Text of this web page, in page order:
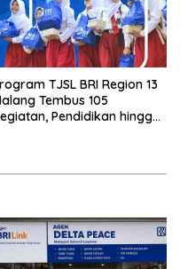
TJSL BRI Region 13
Tembus 105
Pendidikan hingga